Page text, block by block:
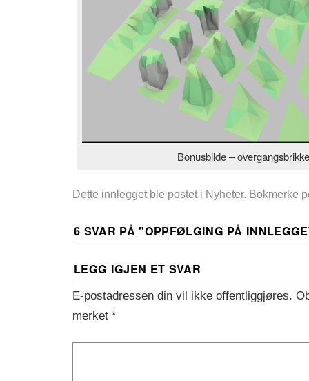
Bonusbilde –
Dette innlegget ble postet i Nyheter. Bokmerke
6 SVAR PÅ "OPPFØLGING PÅ
LEGG IGJEN ET SVAR
E-postadressen din vil ikke offentliggjøres.
merket *